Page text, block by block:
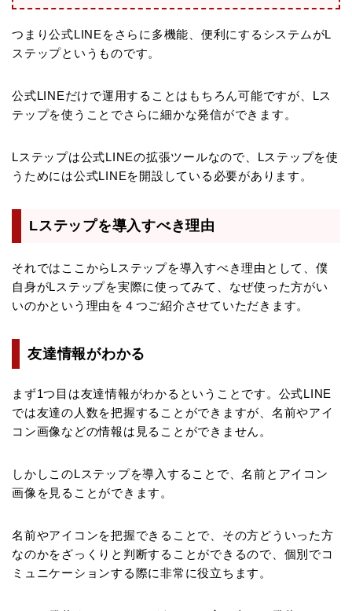
つまり公式LINEをさらに多機能、便利にするシステムがL
ステップというものです。
公式LINEだけで運用することはもちろん可能ですが、Lス
テップを使うことでさらに細かな発信ができます。
Lステップは公式LINEの拡張ツールなので、Lステップを使
うためには公式LINEを開設している必要があります。
Lステップを導入すべき理由
それではここからLステップを導入すべき理由として、僕
自身がLステップを実際に使ってみて、なぜ使った方がい
いのかという理由を４つご紹介させていただきます。
友達情報がわかる
まず1つ目は友達情報がわかるということです。公式LINE
では友達の人数を把握することができますが、名前やアイ
コン画像などの情報は見ることができません。
しかしこのLステップを導入することで、名前とアイコン
画像を見ることができます。
名前やアイコンを把握できることで、その方どういった方
なのかをざっくりと判断することができるので、個別でコ
ミュニケーションする際に非常に役立ちます。